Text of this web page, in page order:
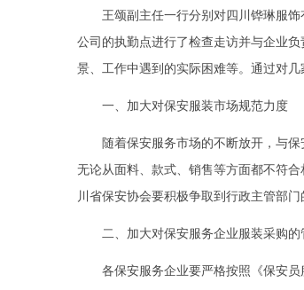
王颂副主任一行分别对四川铧琳服
公司的执勤点进行了检查走访并与企业
景、工作中遇到的实际困难等。通过对
一、加大对保安服装市场规范力度
随着保安服务市场的不断放开，与
无论从面料、款式、销售等方面都不符
川省保安协会要积极争取到行政主管部
二、加大对保安服务企业服装采购的
各保安服务企业要严格按照《保安